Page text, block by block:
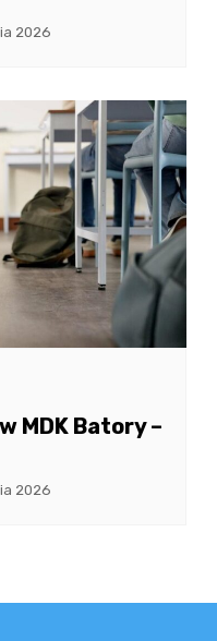
2026
MDK Batory –
2026